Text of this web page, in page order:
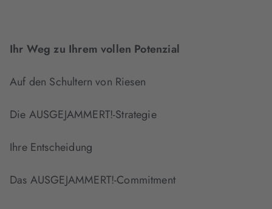
Ihr Weg zu Ihrem vollen Potenzial
Auf den Schultern von Riesen
Die AUSGEJAMMERT!-Strategie
Ihre Entscheidung
Das AUSGEJAMMERT!-Commitment